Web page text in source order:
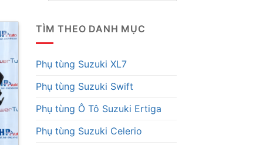
TÌM THEO DANH MỤC
Phụ tùng Suzuki XL7
Phụ tùng Suzuki Swift
Phụ tùng Ô Tô Suzuki Ertiga
Phụ tùng Suzuki Celerio